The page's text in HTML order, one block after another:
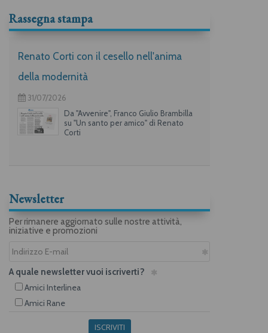
Rassegna stampa
Renato Corti con il cesello nell'anima
della modernità
31/07/2026
Da "Avvenire", Franco Giulio Brambilla
su "Un santo per amico" di Renato
Corti
Newsletter
Per rimanere aggiornato sulle nostre attività,
iniziative e promozioni
A quale newsletter vuoi iscriverti?
Amici Interlinea
Amici Rane
ISCRIVITI